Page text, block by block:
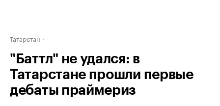
Татарстан
"Баттл" не удался: в
Татарстане прошли первые
дебаты праймериз